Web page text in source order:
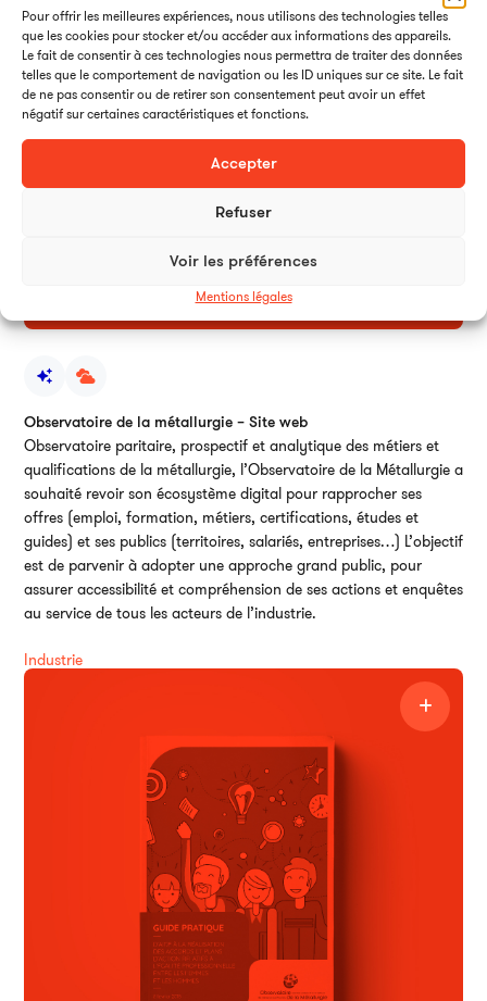
Pour offrir les meilleures expériences, nous utilisons des technologies telles
que les cookies pour stocker et/ou accéder aux informations des appareils.
Le fait de consentir à ces technologies nous permettra de traiter des données
telles que le comportement de navigation ou les ID uniques sur ce site. Le fait
de ne pas consentir ou de retirer son consentement peut avoir un effet
négatif sur certaines caractéristiques et fonctions.
Accepter
Refuser
Voir les préférences
Mentions légales
Observatoire de la métallurgie – Site web
Observatoire paritaire, prospectif et analytique des métiers et
qualifications de la métallurgie, l’Observatoire de la Métallurgie a
souhaité revoir son écosystème digital pour rapprocher ses
offres (emploi, formation, métiers, certifications, études et
guides) et ses publics (territoires, salariés, entreprises…) L’objectif
est de parvenir à adopter une approche grand public, pour
assurer accessibilité et compréhension de ses actions et enquêtes
au service de tous les acteurs de l’industrie.
Industrie